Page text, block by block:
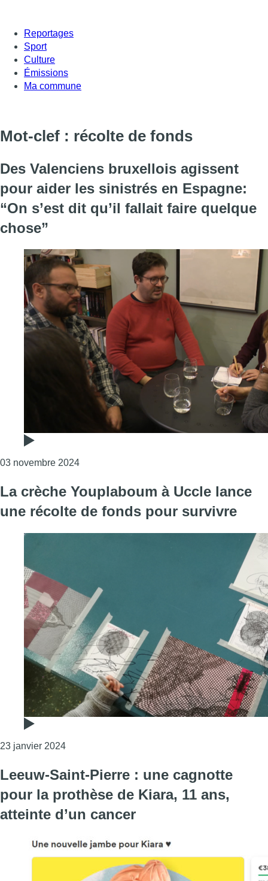
Reportages
Sport
Culture
Émissions
Ma commune
Mot-clef : récolte de fonds
Des Valenciens bruxellois agissent
pour aider les sinistrés en Espagne:
“On s’est dit qu’il fallait faire quelque
chose”
03 novembre 2024Consulter l'article "Des Valenciens
La crèche Youplaboum à Uccle lance
une récolte de fonds pour survivre
23 janvier 2024Consulter l'article "La crèche Youplaboum à
Leeuw-Saint-Pierre : une cagnotte
pour la prothèse de Kiara, 11 ans,
atteinte d’un cancer